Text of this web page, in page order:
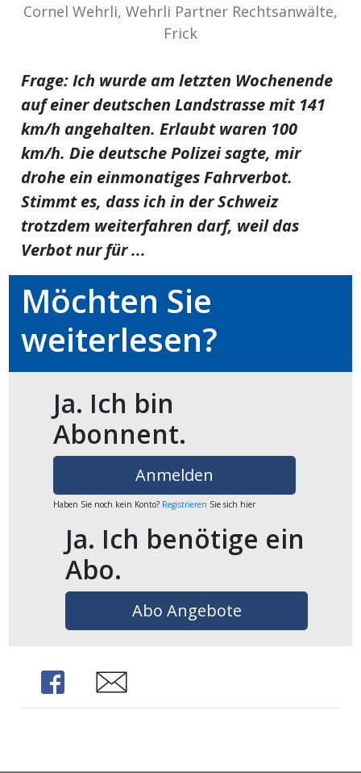
Cornel Wehrli, Wehrli Partner Rechtsanwälte,
Frick
Frage: Ich wurde am letzten Wochenende
auf einer deutschen Landstrasse mit 141
km/h angehalten. Erlaubt waren 100
km/h. Die deutsche Polizei sagte, mir
drohe ein einmonatiges Fahrverbot.
Stimmt es, dass ich in der Schweiz
trotzdem weiterfahren darf, weil das
Verbot nur für ...
Möchten Sie
weiterlesen?
Ja. Ich bin
Abonnent.
Anmelden
Haben Sie noch kein Konto? Registrieren Sie sich hier
Ja. Ich benötige ein
Abo.
Abo Angebote
Share Share